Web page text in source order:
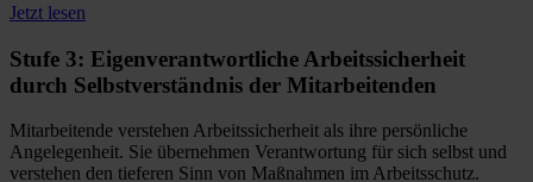
Jetzt lesen
Stufe 3: Eigenverantwortliche Arbeitssicherheit
durch Selbstverständnis der Mitarbeitenden
Mitarbeitende verstehen Arbeitssicherheit als ihre persönliche
Angelegenheit. Sie übernehmen Verantwortung für sich selbst und
verstehen den tieferen Sinn von Maßnahmen im Arbeitsschutz.